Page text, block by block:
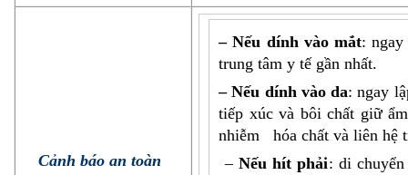
Cảnh báo an toàn
– Nếu dính vào mắt:
trung tâm y tế gần nhất.
– Nếu dính vào da: ngay
tiếp xúc và bôi chất giữ
nhiễm hóa chất và liên hệ
– Nếu hít phải: di